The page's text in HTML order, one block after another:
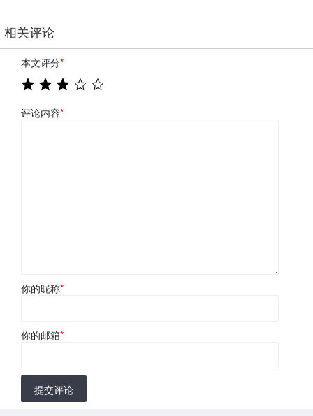
相关评论
本文评分*
评论内容*
你的昵称*
你的邮箱*
提交评论